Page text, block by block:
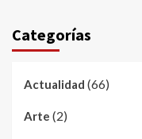
Categorías
Actualidad (66)
Arte (2)